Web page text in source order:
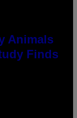
Animals
Finds